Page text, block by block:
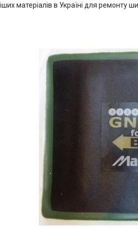
матеріалів в Україні для ремонту